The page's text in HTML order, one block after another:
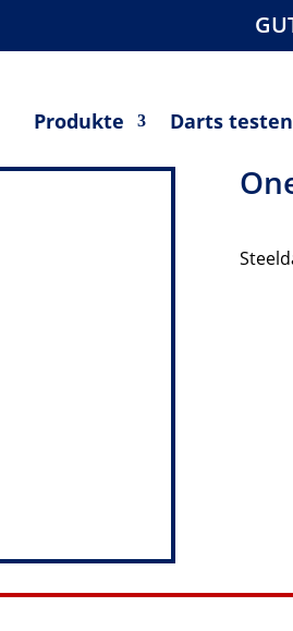
Produkte Darts testen